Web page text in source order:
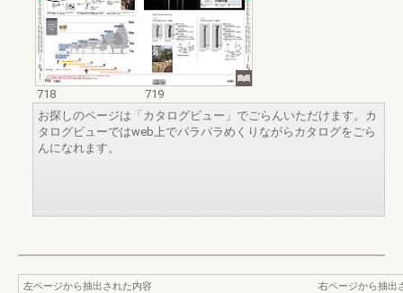
718
719
お探しのページは「カタログビュー」でごらんいただけます。カ
タログビューではweb上でパラパラめくりながらカタログをごら
んになれます。
左ページから抽出された内容
右ページから抽出